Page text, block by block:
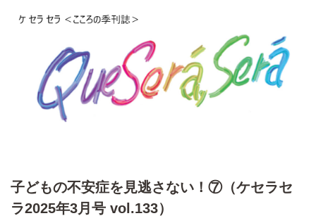
子どもの不安症を見逃さない！⑦（ケセラセ
ラ2025年3月号 vol.133）